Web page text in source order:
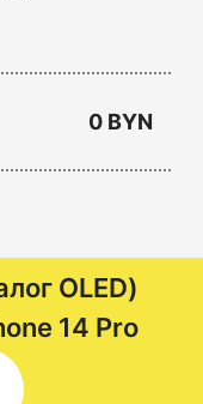
0 BYN
OLED)
14 Pro